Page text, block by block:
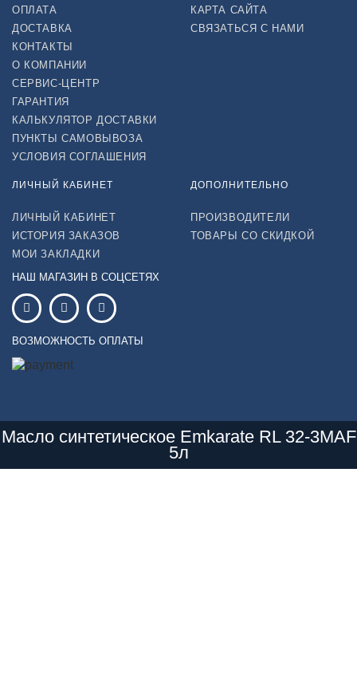
Масло синтетическое Emkarate RL 32-3MAF
5л
ОПЛАТА
ДОСТАВКА
КОНТАКТЫ
О КОМПАНИИ
СЕРВИС-ЦЕНТР
ГАРАНТИЯ
КАЛЬКУЛЯТОР ДОСТАВКИ
ПУНКТЫ САМОВЫВОЗА
УСЛОВИЯ СОГЛАШЕНИЯ
КАРТА САЙТА
СВЯЗАТЬСЯ С НАМИ
ЛИЧНЫЙ КАБИНЕТ
ЛИЧНЫЙ КАБИНЕТ
ИСТОРИЯ ЗАКАЗОВ
МОИ ЗАКЛАДКИ
ДОПОЛНИТЕЛЬНО
ПРОИЗВОДИТЕЛИ
ТОВАРЫ СО СКИДКОЙ
НАШ МАГАЗИН В СОЦСЕТЯХ
ВОЗМОЖНОСТЬ ОПЛАТЫ